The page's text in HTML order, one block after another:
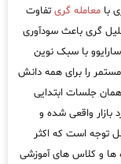
با معامله گری تفاوت
گری باعث سودآوری
با سبک نوین
را برای همه دانش
جلسات ابتدایی
بازار واقعی شده و
توجه است که اکثر
ها و کلاس های آموزشی